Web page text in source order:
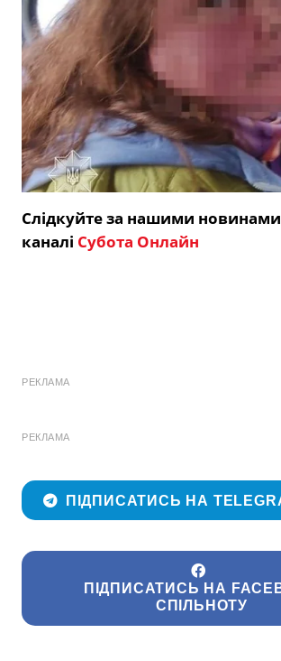
Слідкуйте за нашими
каналі Субота Онлайн
РЕКЛАМА
РЕКЛАМА
ПІДПИСАТИСЬ НА
ПІДПИСАТИСЬ НА
СПІЛЬНОТУ